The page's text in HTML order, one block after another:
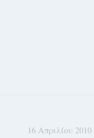
16 Απριλίου 2010